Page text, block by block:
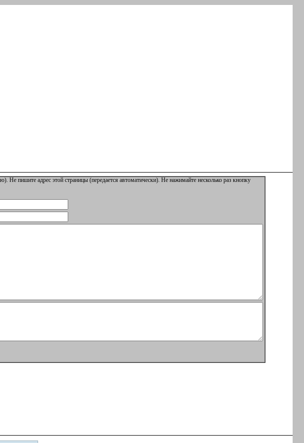
Не пишите адрес этой страницы (передается автоматически). Не нажимайте несколько раз кнопку